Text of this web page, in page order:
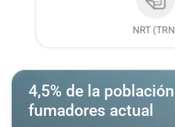
NRT
4,5% de la
fumadores actual